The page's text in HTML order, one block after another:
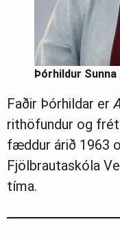
Þórhildur
Faðir Þórhildar er
rithöfundur og
fæddur árið 1963
Fjölbrautaskóla
tíma.